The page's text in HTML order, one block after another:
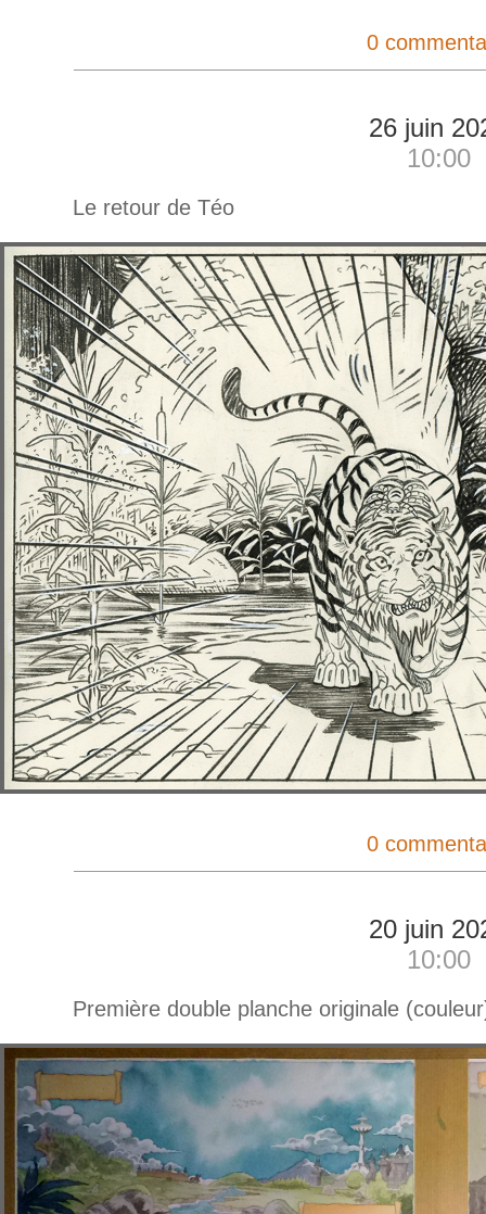
0
26 juin
10:00
Le retour de Téo
0
20 juin
10:00
Première double planche originale